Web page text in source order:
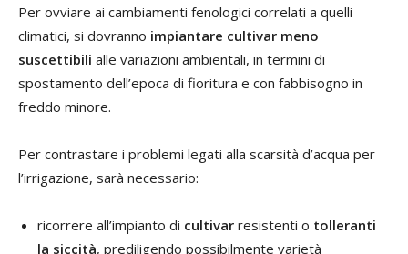
Per ovviare ai cambiamenti fenologici correlati a quelli
climatici, si dovranno impiantare cultivar meno
suscettibili alle variazioni ambientali, in termini di
spostamento dell’epoca di fioritura e con fabbisogno in
freddo minore.
Per contrastare i problemi legati alla scarsità d’acqua per
l’irrigazione, sarà necessario:
ricorrere all’impianto di cultivar resistenti o tolleranti
la siccità, prediligendo possibilmente varietà